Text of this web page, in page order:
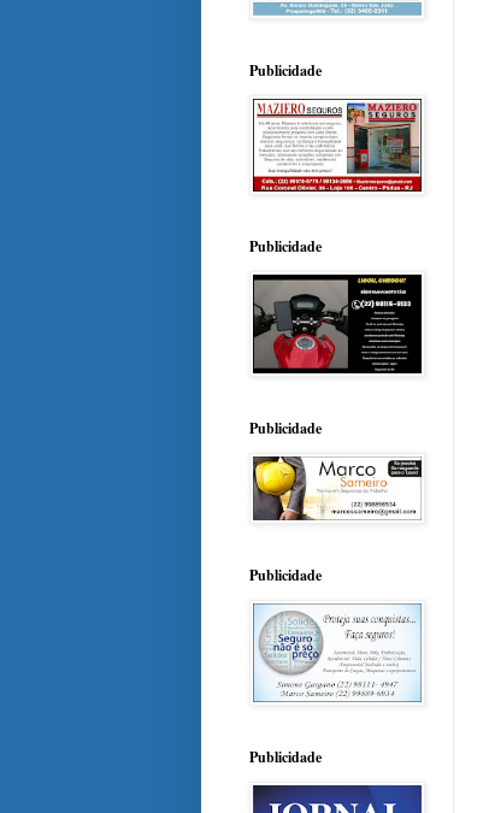
Publicidade
Publicidade
Publicidade
Publicidade
Publicidade